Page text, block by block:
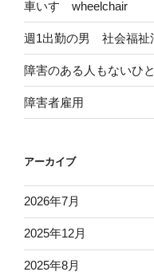
車いす wheelchair
週1出勤の男 社会福祉
障害のある人もないひ
障害者雇用
アーカイブ
2026年7月
2025年12月
2025年8月